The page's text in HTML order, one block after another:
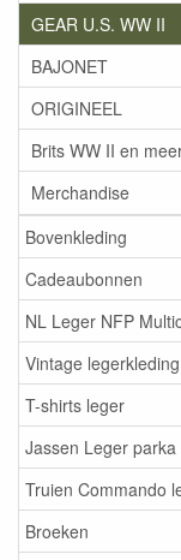
GEAR U.S. WW II
BAJONET
ORIGINEEL
Brits WW II en
Merchandise
Bovenkleding
Cadeaubonnen
NL Leger NFP
Vintage legerkleding
T-shirts leger
Jassen Leger parka
Truien Commando
Broeken